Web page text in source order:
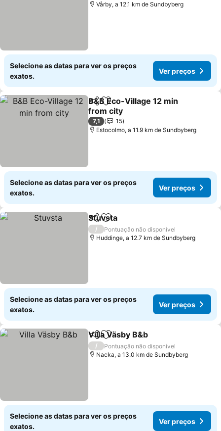
Vårby, a 12.1 km de Sundbyberg
Selecione as datas para ver os preços
exatos.
Ver preços
PartilharAdicionar aos favoritos
B&B Eco-Village 12 min
from city
Ver preços
7,1
15
Estocolmo, a 11.9 km de Sundbyberg
Selecione as datas para ver os preços
exatos.
Ver preços
PartilharAdicionar aos favoritos
Stuvsta
/
Pontuação não disponível
Huddinge, a 12.7 km de Sundbyberg
Selecione as datas para ver os preços
exatos.
Ver preços
PartilharAdicionar aos favoritos
Villa Väsby B&b
/
Pontuação não disponível
Nacka, a 13.0 km de Sundbyberg
Selecione as datas para ver os preços
exatos.
Ver preços